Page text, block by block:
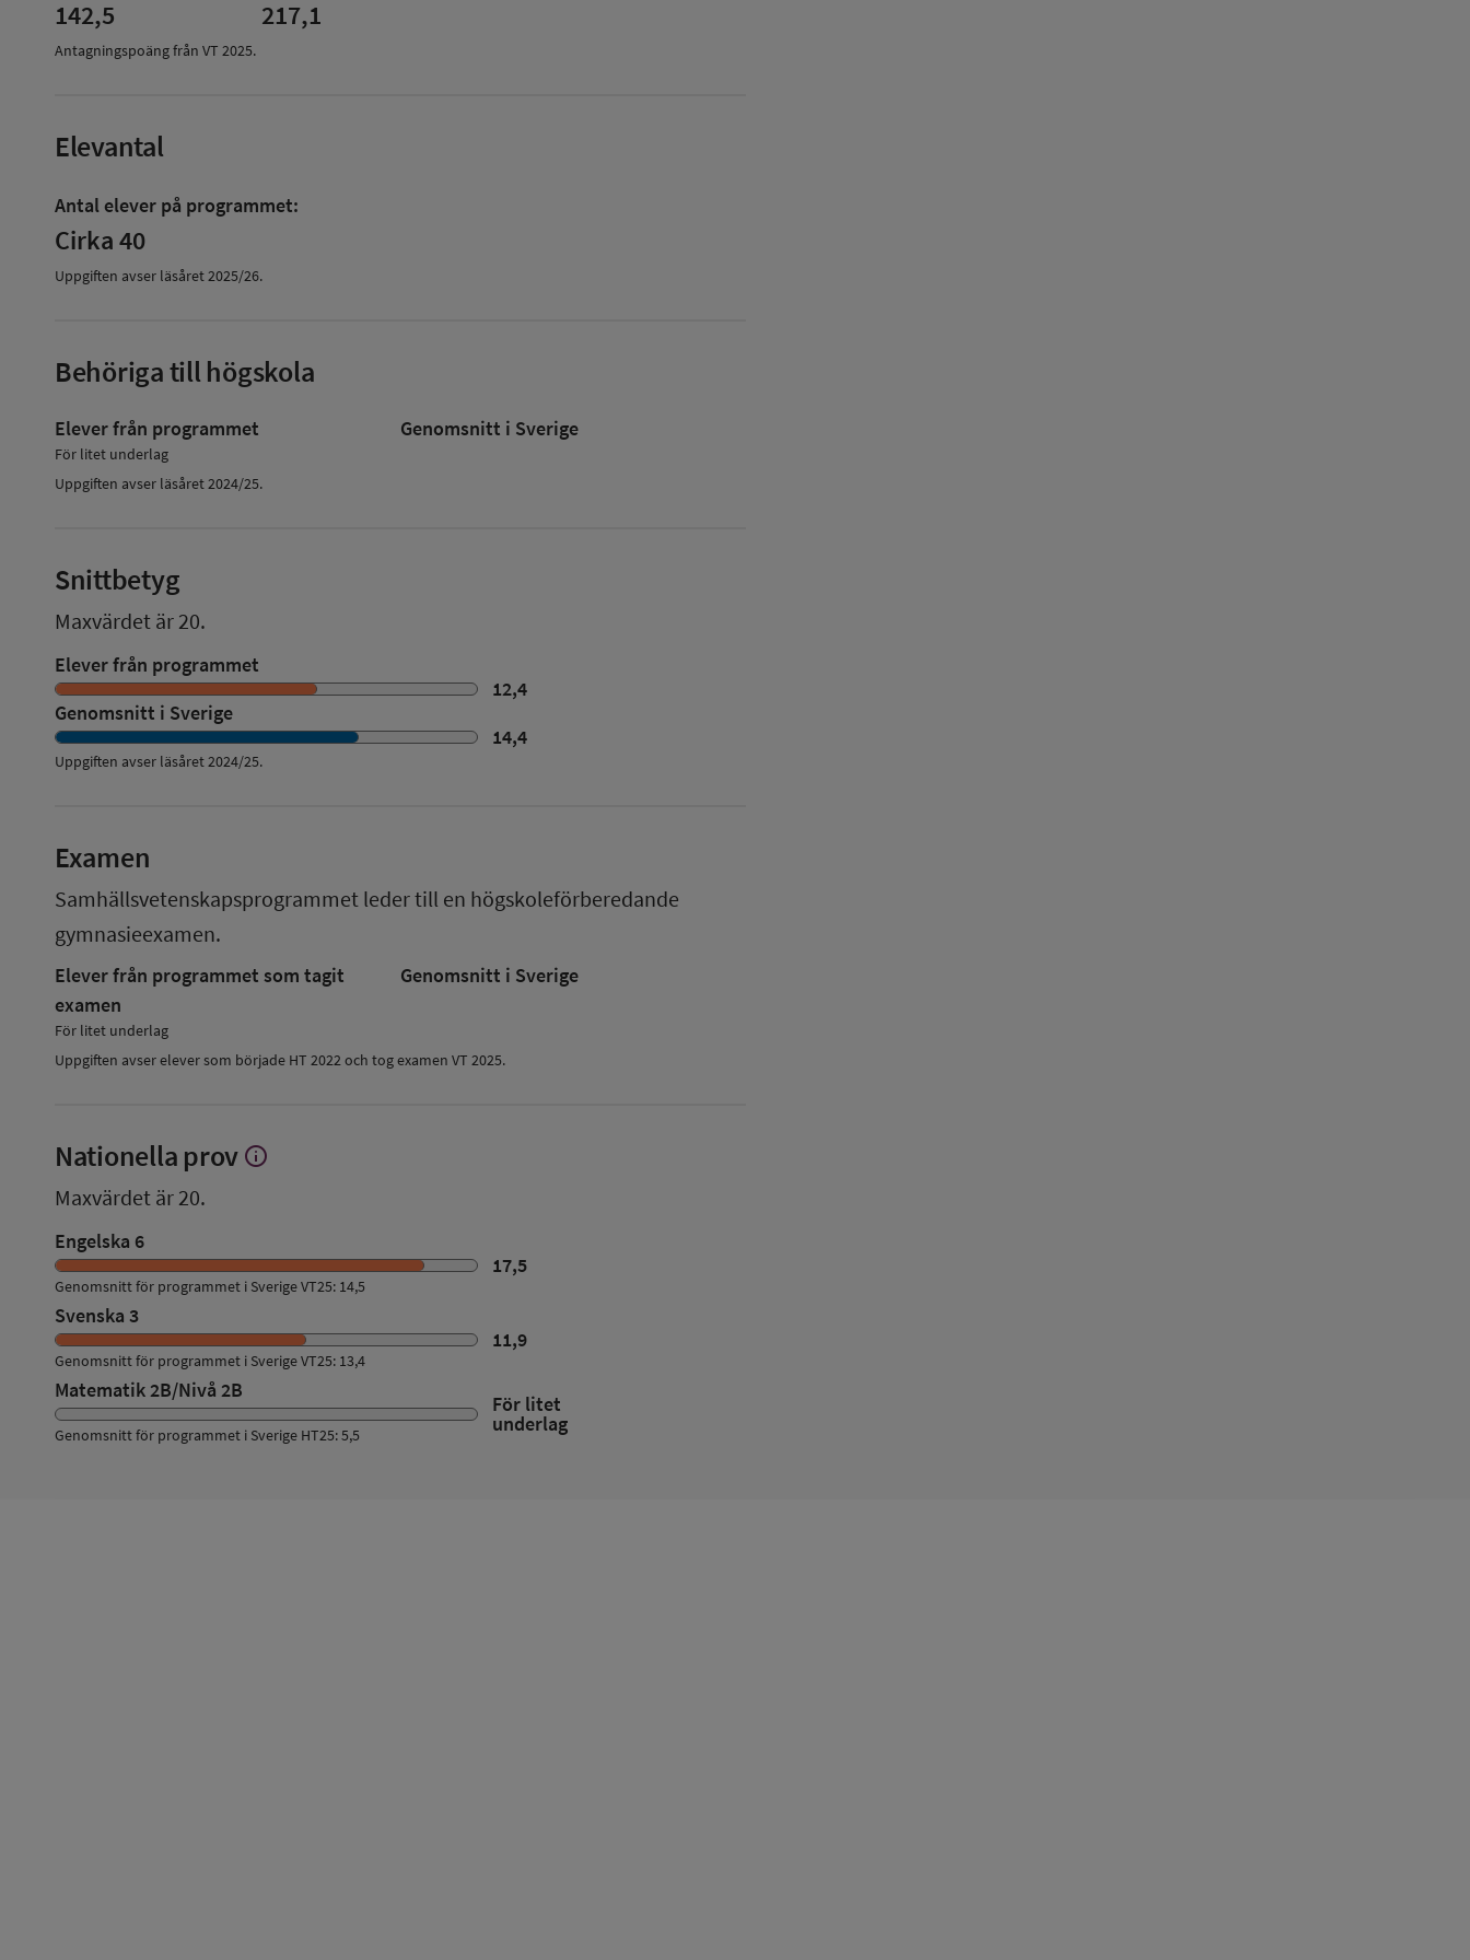
142,5 217,1
Antagningspoäng från VT 2025.
Elevantal
Antal elever på programmet:
Cirka 40
Uppgiften avser läsåret2025/26.
Behöriga till högskola
Elever från programmet
För litet underlag
Genomsnitt i Sverige
Uppgiften avser läsåret 2024/25.
Snittbetyg
Maxvärdet är 20.
Elever från programmet
12,4
Genomsnitt i Sverige
14,4
Uppgiften avser läsåret2024/25.
Examen
Samhällsvetenskapsprogrammet leder till en högskoleförberedande
gymnasieexamen.
Elever från programmet som tagit
examen
För litet underlag
Genomsnitt i Sverige
Uppgiften avser elever som började HT 2022 och tog examen VT 2025.
Nationella prov Visa
info
Maxvärdet är 20.
Engelska 6
17,5
Genomsnitt för programmet i Sverige VT25: 14,5
Svenska 3
11,9
Genomsnitt för programmet i Sverige VT25: 13,4
Matematik 2B/Nivå 2B
För litet
underlag
Genomsnitt för programmet i Sverige HT25: 5,5